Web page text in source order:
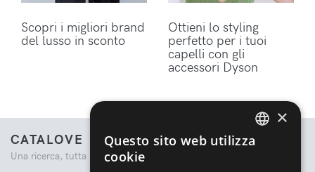
Scopri i migliori brand
del lusso in sconto
Ottieni lo styling
perfetto per i tuoi
capelli con gli
accessori Dyson
CATALOVE
Una ricerca, tutta la moda.
×
Questo sito web utilizza
cookie